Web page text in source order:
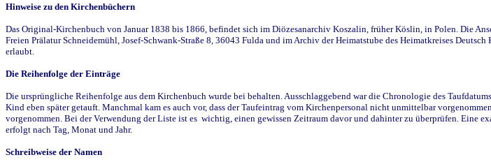
Hinweise zu den Kirchenbüchern
Das Original-Kirchenbuch von Januar 1838 bis 1866, befindet sich im Diözesanarchiv Koszalin, früher Köslin, in Polen. Die
Freien Prälatur Schneidemühl, Josef-Schwank-Straße 8, 36043 Fulda und im Archiv der Heimatstube des Heimatkreises
erlaubt.
Die Reihenfolge der Einträge
Die ursprüngliche Reihenfolge aus dem Kirchenbuch wurde bei behalten. Ausschlaggebend war die Chronologie des
Kind eben später getauft. Manchmal kam es auch vor, dass der Taufeintrag vom Kirchenpersonal nicht unmittelbar
vorgenommen. Bei der Verwendung der Liste ist es wichtig, einen gewissen Zeitraum davor und dahinter zu überprüfen. Eine
erfolgt nach Tag, Monat und Jahr.
Schreibweise der Namen